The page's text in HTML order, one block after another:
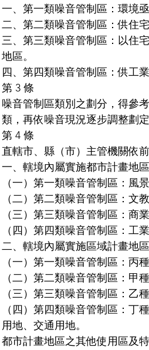
一、第一類噪音管制區：環境
二、第二類噪音管制區：供住
三、第三類噪音管制區：以住
地區。
四、第四類噪音管制區：供工
第 3 條
噪音管制區類別之劃分，得參
類，再依噪音現況逐步調整劃定
第 4 條
直轄市、縣（市）主管機關依
一、轄境內屬實施都市計畫地區
（一）第一類噪音管制區：風
（二）第二類噪音管制區：文
（三）第三類噪音管制區：商
（四）第四類噪音管制區：工
二、轄境內屬實施區域計畫地區
（一）第一類噪音管制區：丙
（二）第二類噪音管制區：甲
（三）第三類噪音管制區：乙
（四）第四類噪音管制區：丁
用地、交通用地。
都市計畫地區之其他使用區及